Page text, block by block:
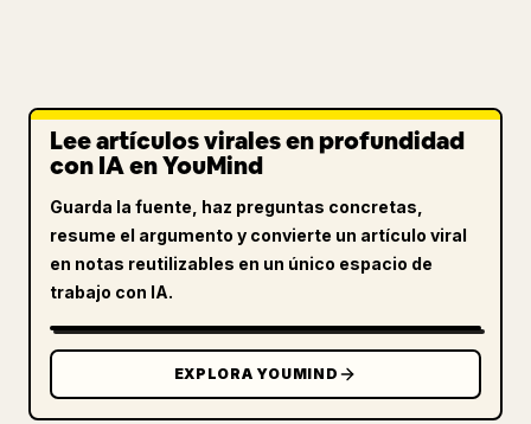
Lee artículos virales en profundidad
con IA en YouMind
Guarda la fuente, haz preguntas concretas,
resume el argumento y convierte un artículo viral
en notas reutilizables en un único espacio de
trabajo con IA.
EXPLORA YOUMIND